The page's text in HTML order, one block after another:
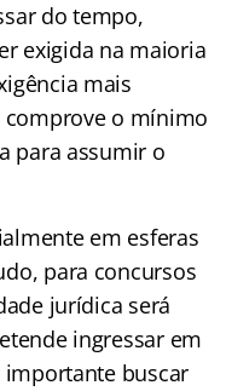
do tempo,
exigida na maioria
mais
o mínimo
para assumir o
em esferas
para concursos
jurídica será
ingressar em
buscar